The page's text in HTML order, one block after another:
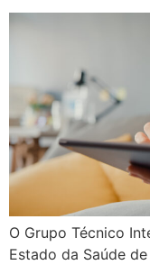
O Grupo Técnico
Estado da Saúde